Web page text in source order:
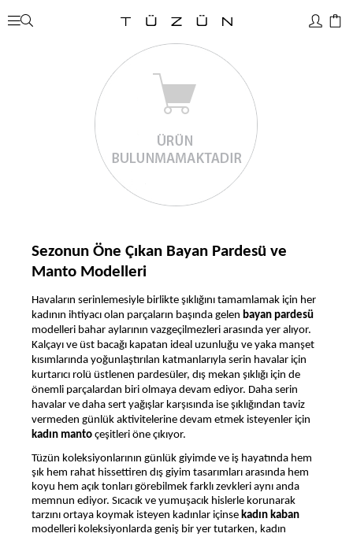
Sezonun Öne Çıkan Bayan Pardesü ve
Manto Modelleri
Havaların serinlemesiyle birlikte şıklığını tamamlamak için her
kadının ihtiyacı olan parçaların başında gelen bayan pardesü
modelleri bahar aylarının vazgeçilmezleri arasında yer alıyor.
Kalçayı ve üst bacağı kapatan ideal uzunluğu ve yaka manşet
kısımlarında yoğunlaştırılan katmanlarıyla serin havalar için
kurtarıcı rolü üstlenen pardesüler, dış mekan şıklığı için de
önemli parçalardan biri olmaya devam ediyor. Daha serin
havalar ve daha sert yağışlar karşısında ise şıklığından taviz
vermeden günlük aktivitelerine devam etmek isteyenler için
kadın manto çeşitleri öne çıkıyor.
Tüzün koleksiyonlarının günlük giyimde ve iş hayatında hem
şık hem rahat hissettiren dış giyim tasarımları arasında hem
koyu hem açık tonları görebilmek farklı zevkleri aynı anda
memnun ediyor. Sıcacık ve yumuşacık hislerle korunarak
tarzını ortaya koymak isteyen kadınlar içinse kadın kaban
modelleri koleksiyonlarda geniş bir yer tutarken, kadın